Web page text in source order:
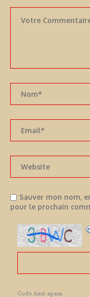
Sauver mon nom,
pour le prochain
Code Anti-spam